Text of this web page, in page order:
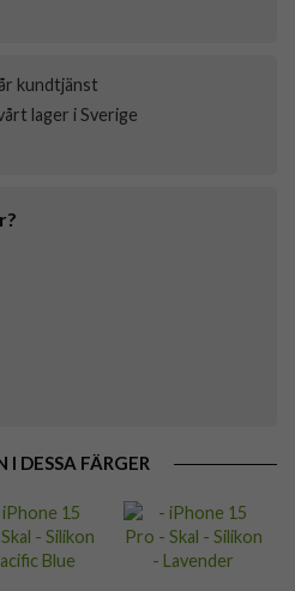
kundtjänst
lager i Sverige
I DESSA FÄRGER